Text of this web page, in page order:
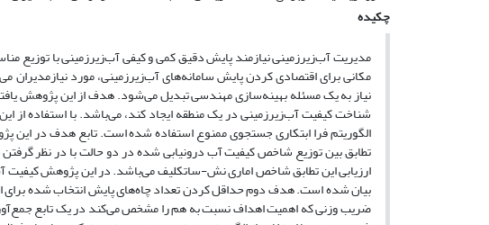
چکیده
مدیریت آب‌زیرزمینی نیازمند پایش دقیق کمی و کیفی آب‌زیرزمینی با توزیع
مکانی برای اقتصادی کردن پایش سامانه‌های آب‌زیرزمینی، مورد
نیاز به یک مسئله بهینه‌سازی مهندسی تبدیل می‌شود. هدف از این پژوهش
شناخت کیفیت آب‌زیرزمینی در یک منطقه ایجاد کند، می‌باشد. با استفاده
الگوریتم فرا ابتکاری جستجوی ممنوع استفاده شده است. تابع هدف در
تطابق بین توزیع شاخص کیفیت آب درونیابی شده در دو حالت با در نظر
بیان شده است. هدف دوم حداقل کردن تعداد چاه‌های پایش انتخاب شده
ضریب وزنی که اهمیت اهداف نسبت به هم را مشخص می‌کند در یک تابع